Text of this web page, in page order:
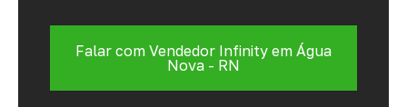
Falar com Vendedor Infinity em Água
Nova - RN